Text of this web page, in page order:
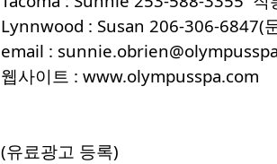
Lynnwood : Susan 206-306-6847(
email :
웹사이트 : www.olympusspa.com
(유료광고 등록)